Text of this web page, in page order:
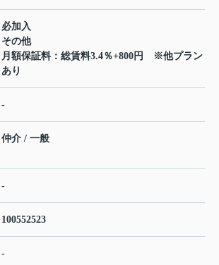
必加入
その他
月額保証料：総賃料3.4％+800円 ※他プラン
あり
-
仲介 / 一般
-
100552523
-